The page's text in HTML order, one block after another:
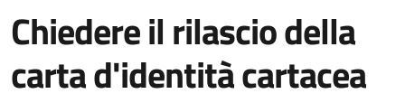
Chiedere il rilascio della
carta d'identità cartacea